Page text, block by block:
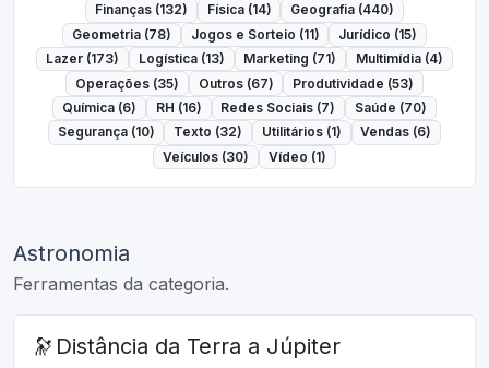
Finanças (132)
Física (14)
Geografia (440)
Geometria (78)
Jogos e Sorteio (11)
Jurídico (15)
Lazer (173)
Logística (13) Marketing (71)
Multimídia (4)
Operações (35)
Outros (67)
Produtividade (53)
Química (6)
RH (16) Redes Sociais (7)
Saúde (70)
Segurança (10)
Texto (32) Utilitários (1)
Vendas (6)
Veículos (30)
Vídeo (1)
Astronomia
Ferramentas da categoria.
🔭 Distância da Terra a Júpiter